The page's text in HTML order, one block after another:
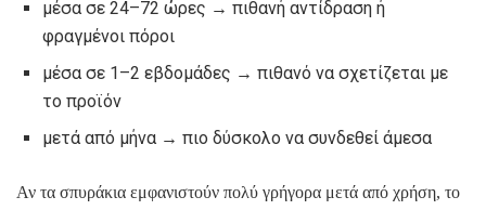
μέσα σε 24–72 ώρες → πιθανή αντίδραση ή
φραγμένοι πόροι
μέσα σε 1–2 εβδομάδες → πιθανό να σχετίζεται με
το προϊόν
μετά από μήνα → πιο δύσκολο να συνδεθεί άμεσα
Αν τα σπυράκια εμφανιστούν πολύ γρήγορα μετά από χρήση, το